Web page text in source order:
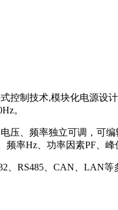
控制技术,模块化电源设
。
压、频率独立可调，可
频率Hz、功率因素PF、峰
、RS485、CAN、LAN